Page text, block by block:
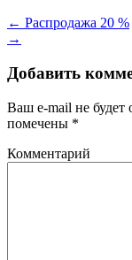
← Распродажа 20 %
→
Добавить
Ваш e-mail не будет
помечены *
Комментарий